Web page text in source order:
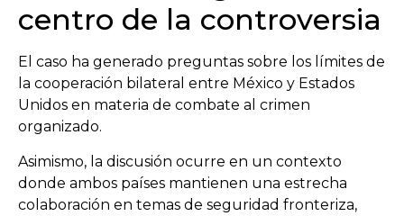
centro de la controversia
El caso ha generado preguntas sobre los límites de
la cooperación bilateral entre México y Estados
Unidos en materia de combate al crimen
organizado.
Asimismo, la discusión ocurre en un contexto
donde ambos países mantienen una estrecha
colaboración en temas de seguridad fronteriza,